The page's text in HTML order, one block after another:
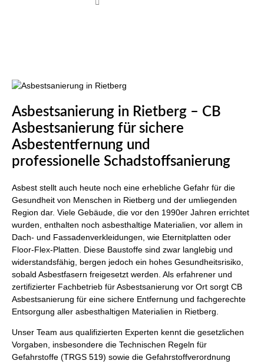
Asbestsanierung in Rietberg – CB
Asbestsanierung für sichere
Asbestentfernung und
professionelle Schadstoffsanierung
Asbest stellt auch heute noch eine erhebliche Gefahr für die
Gesundheit von Menschen in Rietberg und der umliegenden
Region dar. Viele Gebäude, die vor den 1990er Jahren errichtet
wurden, enthalten noch asbesthaltige Materialien, vor allem in
Dach- und Fassadenverkleidungen, wie Eternitplatten oder
Floor-Flex-Platten. Diese Baustoffe sind zwar langlebig und
widerstandsfähig, bergen jedoch ein hohes Gesundheitsrisiko,
sobald Asbestfasern freigesetzt werden. Als erfahrener und
zertifizierter Fachbetrieb für Asbestsanierung vor Ort sorgt CB
Asbestsanierung für eine sichere Entfernung und fachgerechte
Entsorgung aller asbesthaltigen Materialien in Rietberg.
Unser Team aus qualifizierten Experten kennt die gesetzlichen
Vorgaben, insbesondere die Technischen Regeln für
Gefahrstoffe (TRGS 519) sowie die Gefahrstoffverordnung